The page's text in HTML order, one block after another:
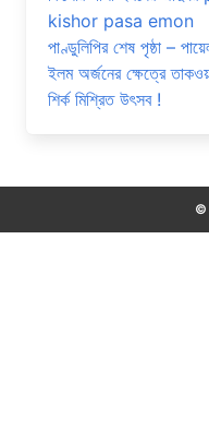
kishor pasa emon
পাণ্ডুলিপির শেষ পৃষ্ঠা –
ইলম অর্জনের ক্ষেত্রে
শির্ক মিশ্রিত উৎসব !
©